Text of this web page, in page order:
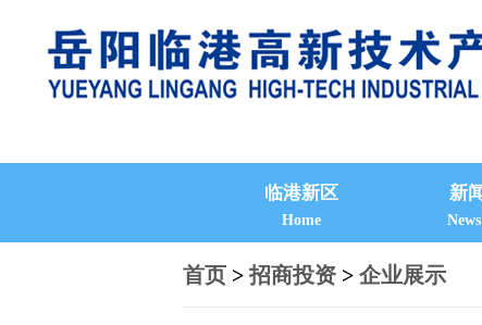
临港新区
Home
新
首页 > 招商投资 > 企业展示